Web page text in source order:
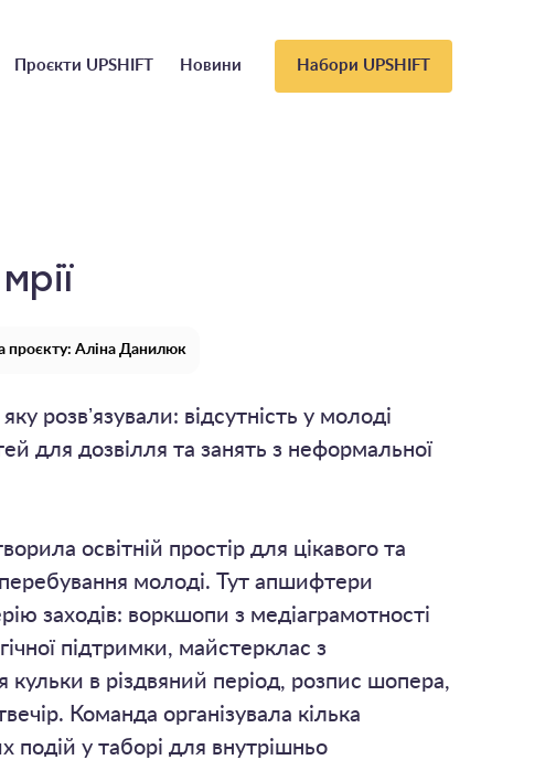
Проєкти UPSHIFT Новини Набори UPSHIFT
проєкту: Аліна Данилюк
розвʼязували: відсутність у молоді
для дозвілля та занять з неформальної
освітній простір для цікавого та
молоді. Тут апшифтери
заходів: воркшопи з медіаграмотності
підтримки, майстерклас з
кульки в різдвяний період, розпис шопера,
Команда організувала кілька
подій у таборі для внутрішньо